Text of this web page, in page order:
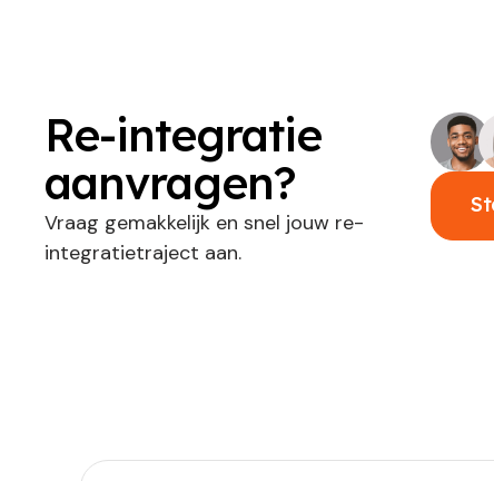
Re-integratie
aanvragen?
Vraag gemakkelijk en snel jouw re-
integratietraject aan.